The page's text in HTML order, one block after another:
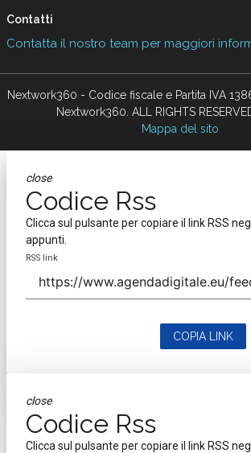
Contatti
Contatta il nostro team per maggiori
Nextwork360 - Codice fiscale e Partita IVA
Nextwork360. ALL RIGHTS
Mappa del sito
close
Codice Rss
Clicca sul pulsante per copiare il link RSS
appunti.
RSS link
COPIA LINK
close
Codice Rss
Clicca sul pulsante per copiare il link RSS